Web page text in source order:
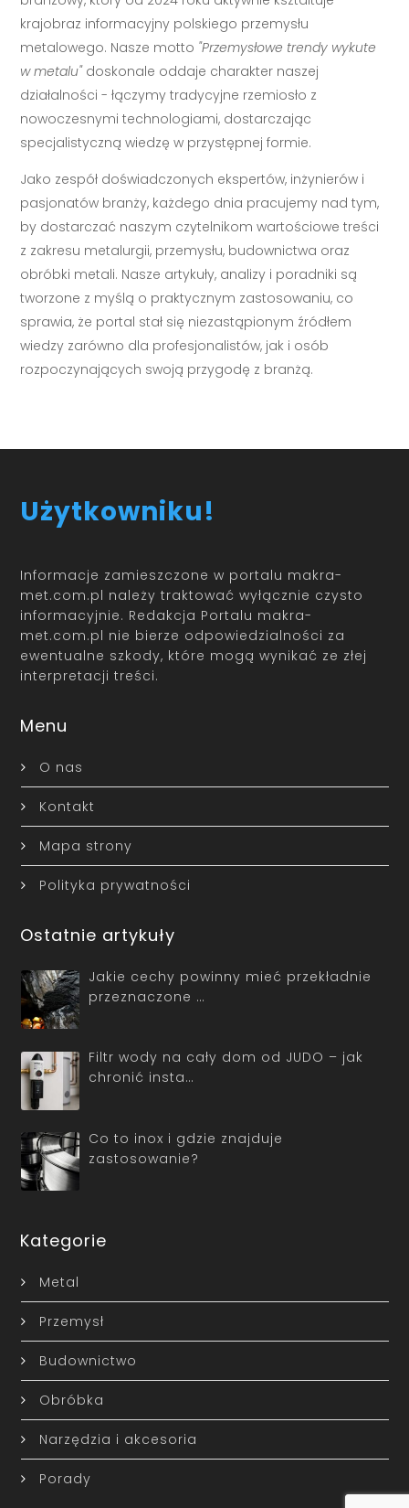
krajobraz informacyjny polskiego przemysłu
metalowego. Nasze motto "Przemysłowe trendy wykute
w metalu"doskonale oddaje charakter naszej
działalności - łączymy tradycyjne rzemiosło z
nowoczesnymi technologiami, dostarczając
specjalistyczną wiedzę w przystępnej formie.
Jako zespół doświadczonych ekspertów, inżynierów i
pasjonatów branży, każdego dnia pracujemy nad tym,
by dostarczać naszym czytelnikom wartościowe treści
z zakresu metalurgii, przemysłu, budownictwa oraz
obróbki metali. Nasze artykuły, analizy i poradniki są
tworzone z myślą o praktycznym zastosowaniu, co
sprawia, że portal stał się niezastąpionym źródłem
wiedzy zarówno dla profesjonalistów, jak i osób
rozpoczynających swoją przygodę z branżą.
Użytkowniku!
Informacje zamieszczone w portalu makra-
met.com.pl należy traktować wyłącznie czysto
informacyjnie. Redakcja Portalu makra-
met.com.pl nie bierze odpowiedzialności za
ewentualne szkody, które mogą wynikać ze złej
interpretacji treści.
Menu
O nas
Kontakt
Mapa strony
Polityka prywatności
Ostatnie artykuły
Jakie cechy powinny mieć przekładnie
przeznaczone …
Filtr wody na cały dom od JUDO – jak
chronić insta…
Co to inox i gdzie znajduje
zastosowanie?
Kategorie
Metal
Przemysł
Budownictwo
Obróbka
Narzędzia i akcesoria
Porady